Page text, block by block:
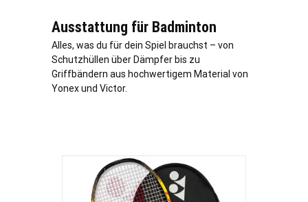
Ausstattung für Badminton
Alles, was du für dein Spiel brauchst – von
Schutzhüllen über Dämpfer bis zu
Griffbändern aus hochwertigem Material von
Yonex und Victor.